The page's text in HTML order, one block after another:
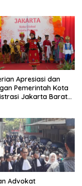
Apresiasi dan
Pemerintah Kota
Jakarta Barat
Sahabat Perempuan
( SAPA )
Advokat